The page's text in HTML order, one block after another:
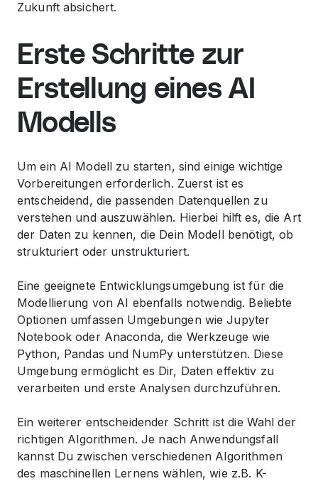
Zukunft absichert.
Erste Schritte zur
Erstellung eines AI
Modells
Um ein AI Modell zu starten, sind einige wichtige
Vorbereitungen erforderlich. Zuerst ist es
entscheidend, die passenden Datenquellen zu
verstehen und auszuwählen. Hierbei hilft es, die Art
der Daten zu kennen, die Dein Modell benötigt, ob
strukturiert oder unstrukturiert.
Eine geeignete Entwicklungsumgebung ist für die
Modellierung von AI ebenfalls notwendig. Beliebte
Optionen umfassen Umgebungen wie Jupyter
Notebook oder Anaconda, die Werkzeuge wie
Python, Pandas und NumPy unterstützen. Diese
Umgebung ermöglicht es Dir, Daten effektiv zu
verarbeiten und erste Analysen durchzuführen.
Ein weiterer entscheidender Schritt ist die Wahl der
richtigen Algorithmen. Je nach Anwendungsfall
kannst Du zwischen verschiedenen Algorithmen
des maschinellen Lernens wählen, wie z.B. K-